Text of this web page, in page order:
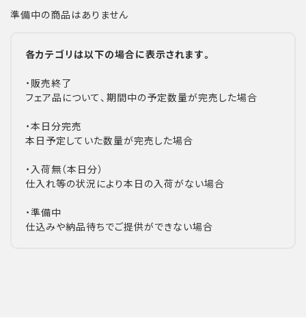
準備中の商品はありません
各カテゴリは以下の場合に表示されます。
・販売終了
フェア品について、期間中の予定数量が完売した場合
・本日分完売
本日予定していた数量が完売した場合
・入荷無（本日分）
仕入れ等の状況により本日の入荷がない場合
・準備中
仕込みや納品待ちでご提供ができない場合